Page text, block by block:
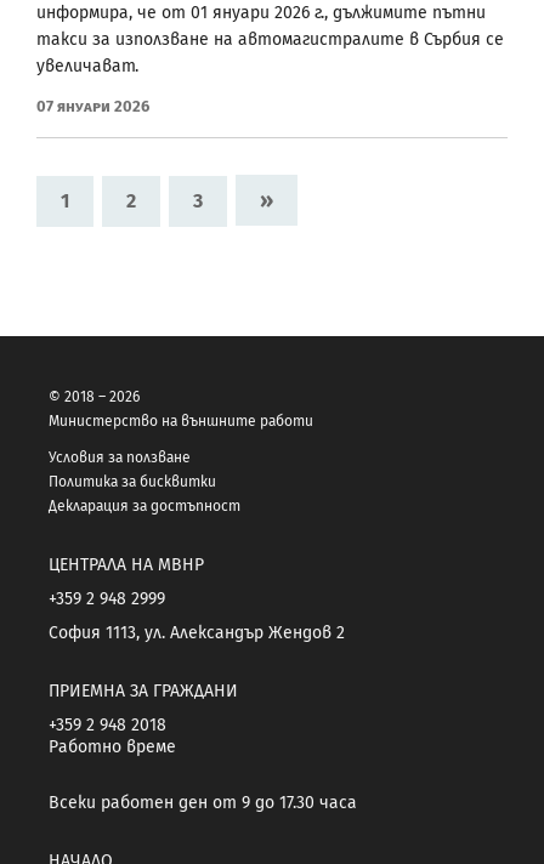
информира, че от 01 януари 2026 г., дължимите пътни
такси за използване на автомагистралите в Сърбия се
увеличават.
07 Януари 2026
1 2 3 »
© 2018 – 2026
Министерство на външните работи
Условия за ползване
Политика за бисквитки
Декларация за достъпност
ЦЕНТРАЛА НА МВНР
+359 2 948 2999
София 1113, ул. Александър Жендов 2
ПРИЕМНА ЗА ГРАЖДАНИ
+359 2 948 2018
Работно време
Всеки работен ден от 9 до 17.30 часа